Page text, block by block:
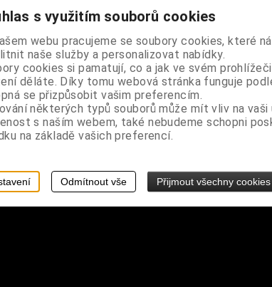
kapsa, pásky na rukávech spojené černými
s využitím souborů cookies
webu pracujeme se soubory cookies, které
naše služby a personalizovat nabídky.
cookies si pamatují, co a jak ve svém prohlížeči
děláte. Díky tomu webová stránka funguje
se přizpůsobit vašim preferencím.
některých typů souborů může mít vliv na vaši
s naším webem, také nebudeme schopni
na základě vašich preferencí.
Odmítnout vše Přijmout všechny cookies